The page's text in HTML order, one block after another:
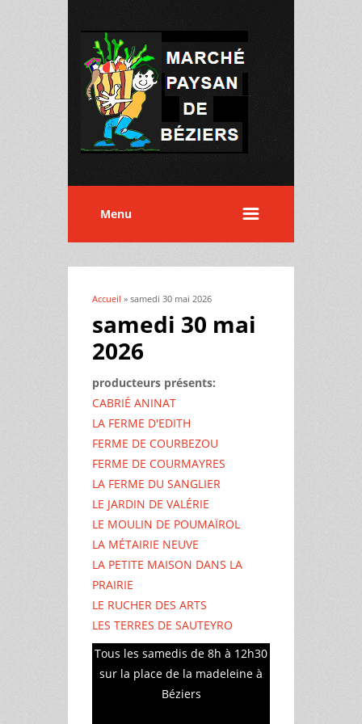
Menu
Vous êtes ici
Accueil » samedi 30 mai 2026
samedi 30 mai
2026
producteurs présents:
CABRIÉ ANINAT
LA FERME D'EDITH
FERME DE COURBEZOU
FERME DE COURMAYRES
LA FERME DU SANGLIER
LE JARDIN DE VALÉRIE
LE MOULIN DE POUMAÏROL
LA MÉTAIRIE NEUVE
LA PETITE MAISON DANS LA
PRAIRIE
LE RUCHER DES ARTS
LES TERRES DE SAUTEYRO
Tous les samedis de 8h à 12h30
sur la place de la madeleine à
Béziers